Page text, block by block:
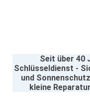
Seit über 40
Schlüsseldienst -
und
kleine